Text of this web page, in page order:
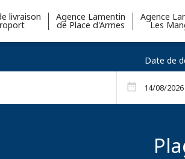
livraison Agence Lamentin
de Place d'Armes
Agence
Les
Date de
date_range